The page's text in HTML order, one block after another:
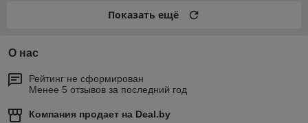
Показать ещё
О нас
Рейтинг не сформирован
Менее 5 отзывов за последний год
Компания продает на Deal.by